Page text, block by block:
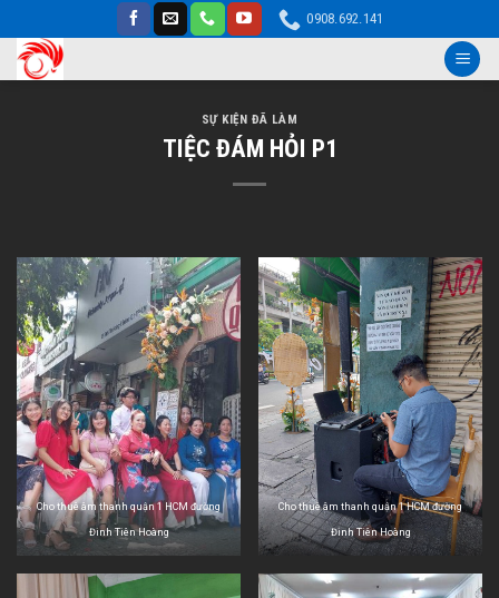
to
content
0908.692.141
SỰ KIỆN ĐÃ LÀM
TIỆC ĐÁM HỎI P1
Cho thuê âm thanh quận 1 HCM đường
Đinh Tiên Hoàng
Cho thuê âm thanh quận 1 HCM đường
Đinh Tiên Hoàng